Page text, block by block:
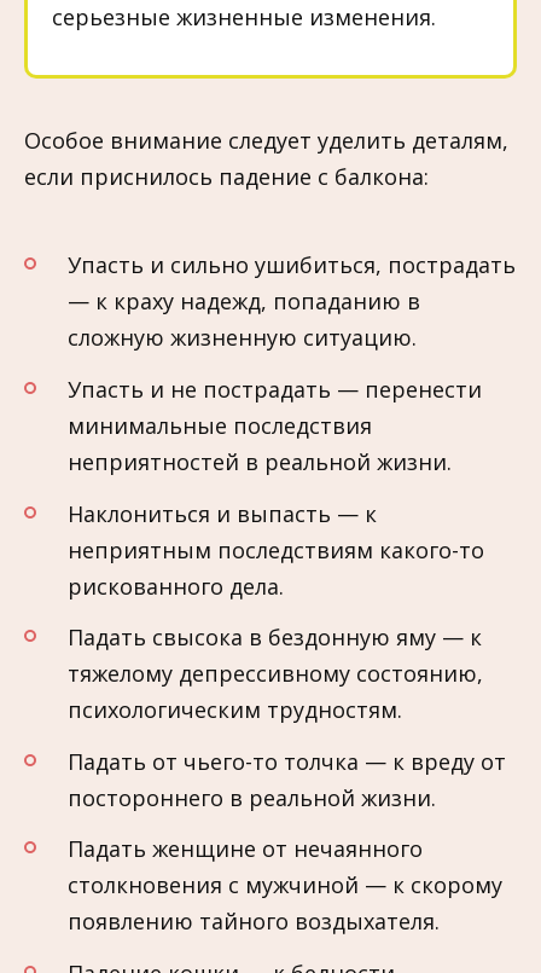
серьезные жизненные изменения.
Особое внимание следует уделить деталям,
если приснилось падение с балкона:
Упасть и сильно ушибиться, пострадать
— к краху надежд, попаданию в
сложную жизненную ситуацию.
Упасть и не пострадать — перенести
минимальные последствия
неприятностей в реальной жизни.
Наклониться и выпасть — к
неприятным последствиям какого-то
рискованного дела.
Падать свысока в бездонную яму — к
тяжелому депрессивному состоянию,
психологическим трудностям.
Падать от чьего-то толчка — к вреду от
постороннего в реальной жизни.
Падать женщине от нечаянного
столкновения с мужчиной — к скорому
появлению тайного воздыхателя.